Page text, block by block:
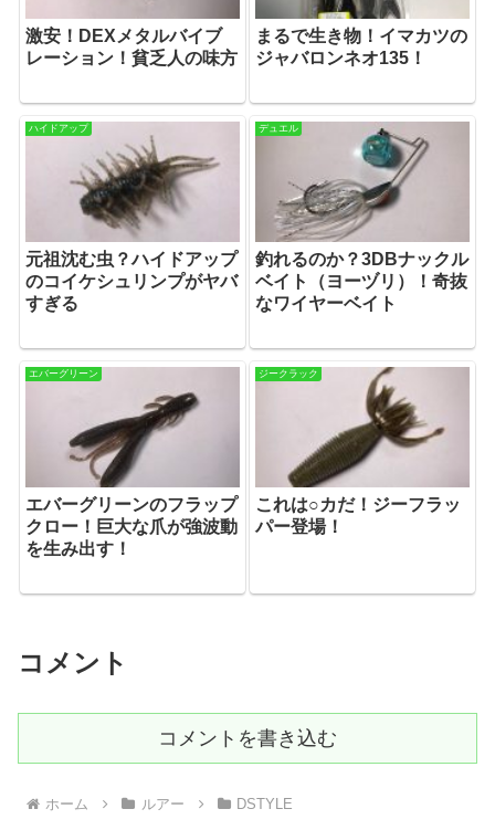
激安！DEXメタルバイブ
レーション！貧乏人の味方
まるで生き物！イマカツの
ジャバロンネオ135！
ハイドアップ
元祖沈む虫？ハイドアップ
のコイケシュリンプがヤバ
すぎる
デュエル
釣れるのか？3DBナックル
ベイト（ヨーヅリ）！奇抜
なワイヤーベイト
エバーグリーン
エバーグリーンのフラップ
クロー！巨大な爪が強波動
を生み出す！
ジークラック
これは○カだ！ジーフラッ
パー登場！
コメント
コメントを書き込む
ホーム ルアー DSTYLE